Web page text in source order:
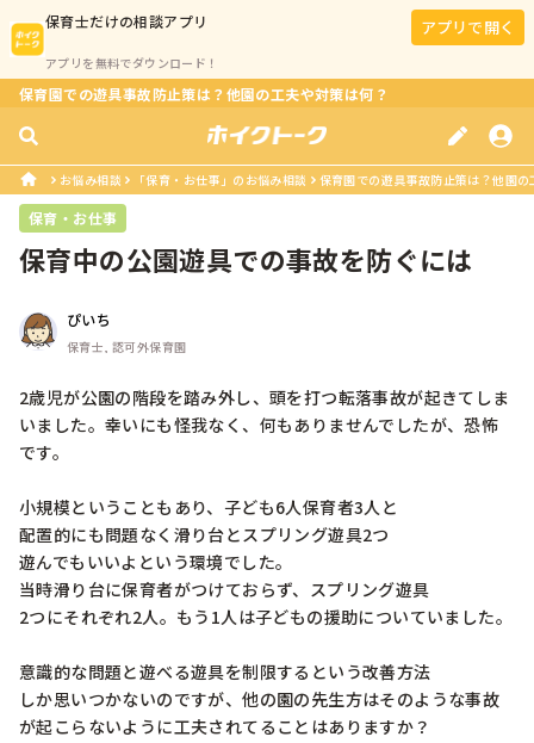
保育士だけの相談アプリ
アプリを無料でダウンロード！
アプリで開く
保育園での遊具事故防止策は？他園の工夫や対策は何？
お悩み相談 「保育・お仕事」のお悩み相談 保育園での遊具事故防止策は？他園
保育・お仕事
保育中の公園遊具での事故を防ぐには
ぴいち
保育士, 認可外保育園
2歳児が公園の階段を踏み外し、頭を打つ転落事故が起きてしま
いました。幸いにも怪我なく、何もありませんでしたが、恐怖
です。
小規模ということもあり、子ども6人保育者3人と
配置的にも問題なく滑り台とスプリング遊具2つ
遊んでもいいよという環境でした。
当時滑り台に保育者がつけておらず、スプリング遊具
2つにそれぞれ2人。もう1人は子どもの援助についていました。
意識的な問題と遊べる遊具を制限するという改善方法
しか思いつかないのですが、他の園の先生方はそのような事故
が起こらないように工夫されてることはありますか？